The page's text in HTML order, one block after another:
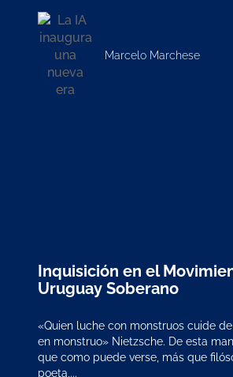
Marcelo Marchese
Inquisición en el
Uruguay Soberano
«Quien luche con monstruos cuide
en monstruo» Nietzsche. De esta
que como puede verse, más que
poeta,...